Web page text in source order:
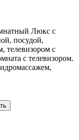
Люкс с
посудой,
телевизором с
с телевизором.